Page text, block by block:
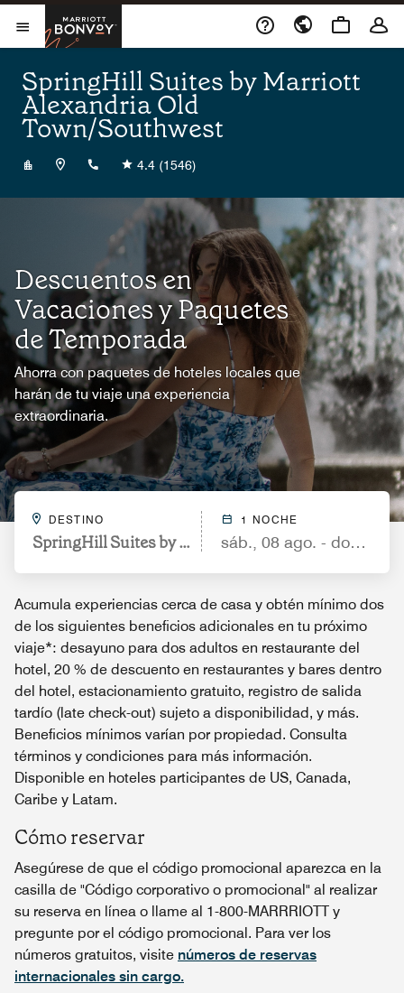
Skip to Content
Abrir el menú
Marriott Bonvoy
SpringHill Suites by Marriott
Alexandria Old
Town/Southwest
+17033170013
4.4 (1546)
Descuentos en
Vacaciones y Paquetes
de Temporada
Ahorra con paquetes de hoteles locales que
harán de tu viaje una experiencia
extraordinaria.
DESTINO
SpringHill Suites by Marriott Alexandria Old
1 NOCHE
sáb., 08 ago. - dom., 09
Acumula experiencias cerca de casa y obtén mínimo dos
de los siguientes beneficios adicionales en tu próximo
viaje*: desayuno para dos adultos en restaurante del
hotel, 20 % de descuento en restaurantes y bares dentro
del hotel, estacionamiento gratuito, registro de salida
tardío (late check-out) sujeto a disponibilidad, y más.
Beneficios mínimos varían por propiedad. Consulta
términos y condiciones para más información.
Disponible en hoteles participantes de US, Canada,
Caribe y Latam.
Cómo reservar
Asegúrese de que el código promocional aparezca en la
casilla de "Código corporativo o promocional" al realizar
su reserva en línea o llame al 1-800-MARRRIOTT y
pregunte por el código promocional. Para ver los
números gratuitos, visite números de reservas
internacionales sin cargo.